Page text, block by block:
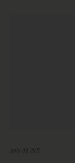
julio 09, 2012